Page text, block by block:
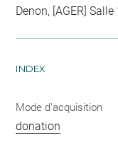
Denon, [AGER]
INDEX
Mode d'acquisition
donation